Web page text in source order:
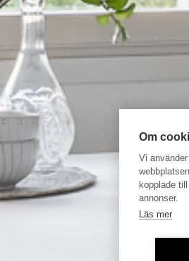
Om
Vi
kopplade
annonser.
Läs mer